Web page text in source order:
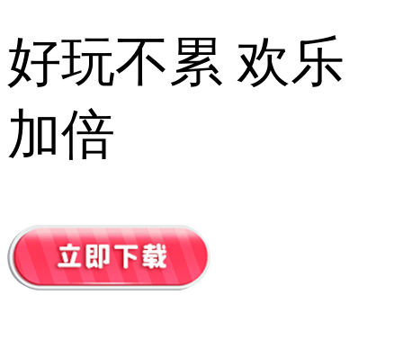
好玩不累 欢乐
加倍